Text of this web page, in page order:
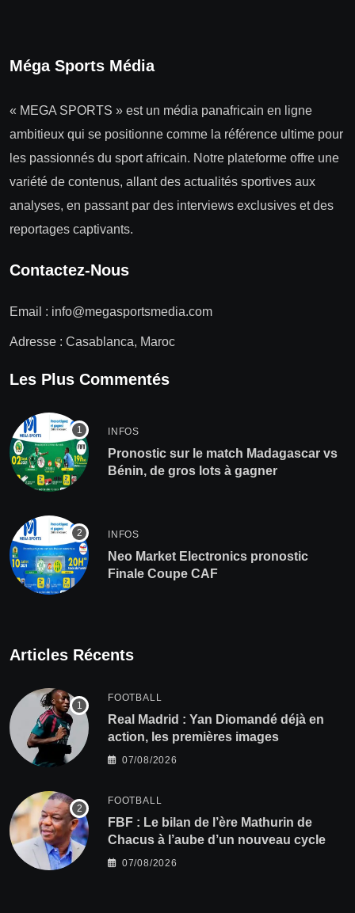
Méga Sports Média
« MEGA SPORTS » est un média panafricain en ligne
ambitieux qui se positionne comme la référence ultime pour
les passionnés du sport africain. Notre plateforme offre une
variété de contenus, allant des actualités sportives aux
analyses, en passant par des interviews exclusives et des
reportages captivants.
Contactez-Nous
Email : info@megasportsmedia.com
Adresse : Casablanca, Maroc
Les Plus Commentés
INFOS
Pronostic sur le match Madagascar vs
Bénin, de gros lots à gagner
INFOS
Neo Market Electronics pronostic
Finale Coupe CAF
Articles Récents
FOOTBALL
Real Madrid : Yan Diomandé déjà en
action, les premières images
07/08/2026
FOOTBALL
FBF : Le bilan de l’ère Mathurin de
Chacus à l’aube d’un nouveau cycle
07/08/2026